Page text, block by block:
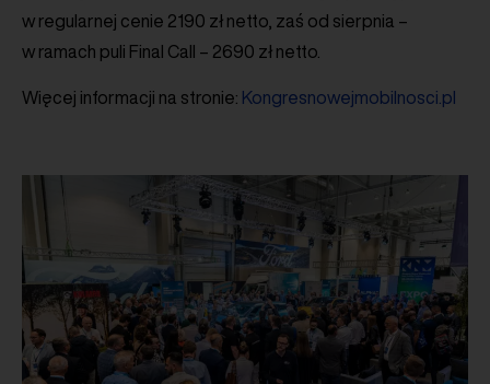
w regularnej cenie 2190 zł netto, zaś od sierpnia –
w ramach puli Final Call – 2690 zł netto.
Więcej informacji na stronie: Kongresnowejmobilnosci.pl